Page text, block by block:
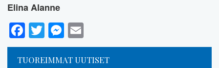
Elina Alanne
Facebook
TwitterMessenger
TUOREIMMAT UUTISET